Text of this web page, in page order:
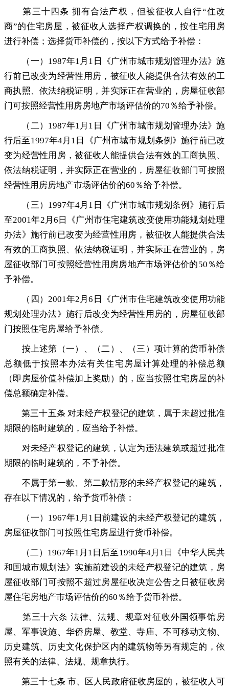
第三十四条 拥有合法产权 ，但被征收人自行“住改
商”的住宅房屋，被征收人选择产权调换的 ，按住宅用房
进行补偿；选择货币补偿的 ， 按以下方式给予补偿：
（一）1987年1月1日《广州市城市规划管理办法》施
行前已改变为经营性用房 ， 被征收人能提供合法有效的工
商执照、依法纳税证明，并实际正在营业的 ， 房屋征收部
门可按照经营性用房房地产市场评估价的70％给予补偿。
（二）1987年1月1日《广州市城市规划管理办法》施
行后至1997年4月1日《广州市城市规划条例》施行前已改
变为经营性用房 ，被征收人能提供合法有效的工商执照、
依法纳税证明，并实际正在营业的 ， 房屋征收部门可按照
经营性用房房地产市场评估价的60％给予补偿。
（三）1997年4月1日《广州市城市规划条例》施行后
至2001年2月6日《广州市住宅建筑改变使用功能规划处理
办法》施行前已改变为经营性用房 ， 被征收人能提供合法
有效的工商执照、依法纳税证明，并实际正在营业的 ， 房
屋征收部门可按照经营性用房房地产市场评估价的50％给
予补偿。
（四）2001年2月6日《广州市住宅建筑改变使用功能
规划处理办法》施行后改变为经营性用房的 ， 房屋征收部
门按照住宅房屋给予补偿。
按上述第（一）、（二）、（三）项计算的货币补偿
总额低于按照本办法有关住宅房屋计算处理的补偿总额
（即房屋价值补偿加上奖励）的 ， 应当按照住宅房屋的补
偿总额确定补偿。
第三十五条 对未经产权登记的建筑 ， 属于未超过批准
期限的临时建筑的，应当给予补偿。
对未经产权登记的建筑 ， 认定为违法建筑或超过批准
期限的临时建筑的，不予补偿。
不属于第一款、第二款情形的未经产权登记的建筑 ，
存在以下情况的，给予货币补偿：
（一）1967年1月1日前建设的未经产权登记的建筑 ，
房屋征收部门可按照住宅房屋进行货币补偿。
（二）1967年1月1日后至1990年4月1日《中华人民共
和国城市规划法》实施前建设的未经产权登记的建筑 ， 房
屋征收部门可按照不超过房屋征收决定公告之日被征收房
屋住宅房地产市场评估价的60％给予货币补偿。
第三十六条 法律、法规、规章对征收外国领事馆房
屋、军事设施、华侨房屋、教堂、寺庙、不可移动文物、
历史建筑、历史文化保护区内的建筑物等另有规定的 ，依
照有关的法律、法规、规章执行。
第三十七条 市、区人民政府征收房屋的 ， 被征收人可